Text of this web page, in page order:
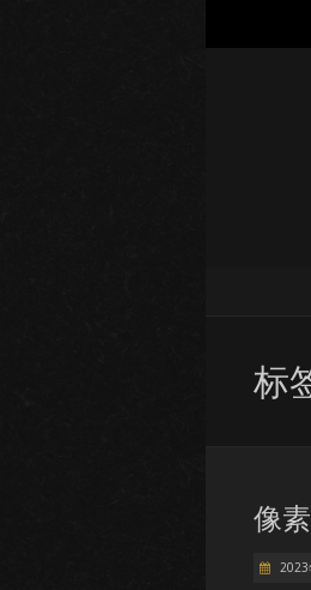
标
像
2023